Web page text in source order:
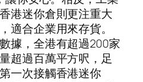
港迷你倉則更注重大
適合企業用來存貨。
據，全港有超過200家
超過百萬平方呎，足
一次接觸香港迷你